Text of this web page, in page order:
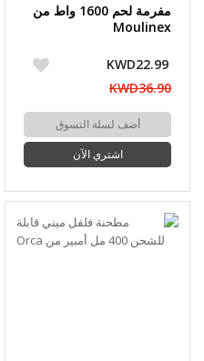
مفرمة لحم 1600 واط من
Moulinex
KWD22.99
KWD36.90
أضف لسلة التسوق
اشتري الآن